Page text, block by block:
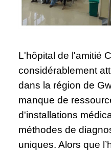
L'hôpital de l'amitié
considérablement
dans la région de
manque de
d'installations
méthodes de
uniques. Alors que